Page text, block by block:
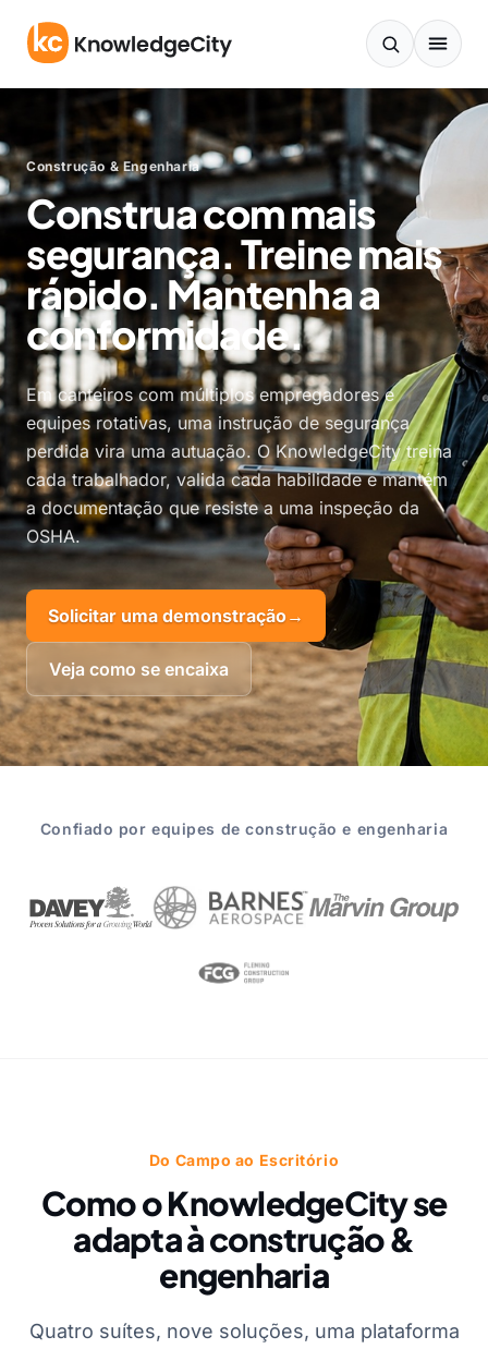
Construção & Engenharia
Construa com mais
segurança. Treine mais
rápido. Mantenha a
conformidade.
Em canteiros com múltiplos empregadores e
equipes rotativas, uma instrução de segurança
perdida vira uma autuação. O KnowledgeCity treina
cada trabalhador, valida cada habilidade e mantém
a documentação que resiste a uma inspeção da
OSHA.
Solicitar uma demonstração→
Veja como se encaixa
Confiado por equipes de construção e engenharia
Do Campo ao Escritório
Como o KnowledgeCity se
adapta à construção &
engenharia
Quatro suítes, nove soluções, uma plataforma